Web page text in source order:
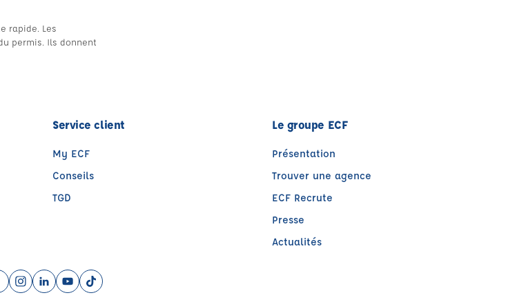
rapide. Les
permis. Ils donnent
Service client
My ECF
Conseils
TGD
Le groupe ECF
Présentation
Trouver une agence
ECF Recrute
Presse
Actualités
(nouvelle fenêtre)
Instagram (nouvelle fenêtre)
LinkedIn (nouvelle fenêtre)
YouTube (nouvelle fenêtre)
TikTok (nouvelle fenêtre)